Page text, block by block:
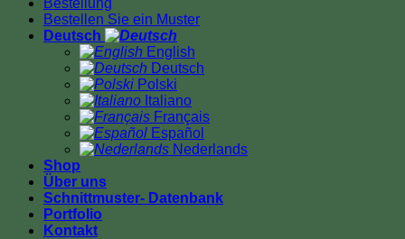
Bestellen Sie ein Muster
Deutsch
English
Deutsch
Polski
Italiano
Français
Español
Nederlands
Shop
Über uns
Schnittmuster- Datenbank
Portfolio
Kontakt